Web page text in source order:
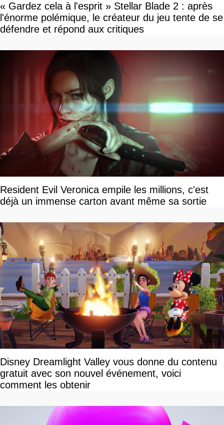
« Gardez cela à l'esprit » Stellar Blade 2 : après
l'énorme polémique, le créateur du jeu tente de se
défendre et répond aux critiques
Resident Evil Veronica empile les millions, c'est
déjà un immense carton avant même sa sortie
Disney Dreamlight Valley vous donne du contenu
gratuit avec son nouvel événement, voici
comment les obtenir